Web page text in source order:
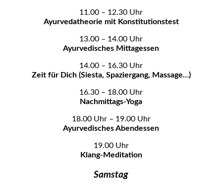
11.00 – 12.30 Uhr
Ayurvedatheorie mit Konstitutionstest
13.00 – 14.00 Uhr
Ayurvedisches Mittagessen
14.00 – 16.30 Uhr
Zeit für Dich (Siesta, Spaziergang, Massage…)
16.30 – 18.00 Uhr
Nachmittags-Yoga
18.00 Uhr – 19.00 Uhr
Ayurvedisches Abendessen
19.00 Uhr
Klang-Meditation
Samstag